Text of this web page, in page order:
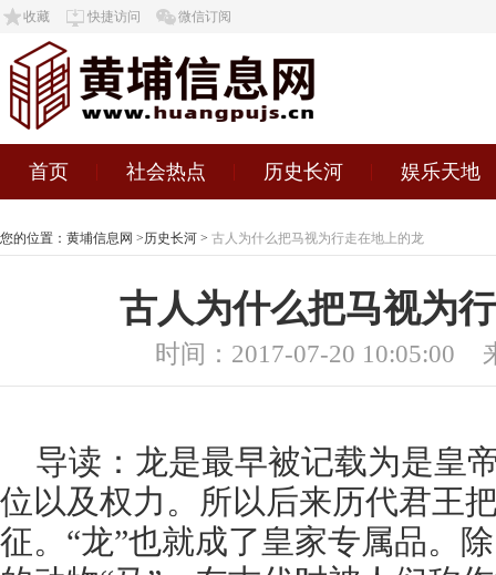
收藏 快捷访问 微信订阅
首页 社会热点 历史长河 娱乐天地
您的位置： 黄埔信息网 >历史长河 > 古人为什么把马视为行走在地上的龙
古人为什么把马视为
时间：2017-07-20 10:05:00
导读：龙是最早被记载为是皇
位以及权力。所以后来历代君王
征。“龙”也就成了皇家专属品。